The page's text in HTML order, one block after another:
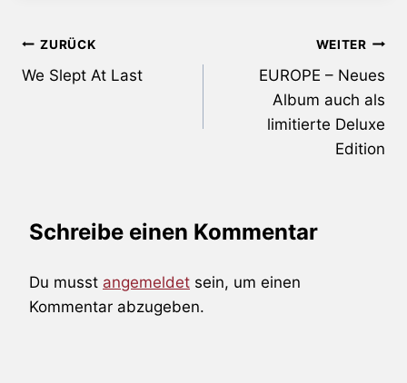
Beitragsnavigation
ZURÜCK
We Slept At Last
WEITER
EUROPE – Neues
Album auch als
limitierte Deluxe
Edition
Schreibe einen Kommentar
Du musst angemeldet sein, um einen
Kommentar abzugeben.